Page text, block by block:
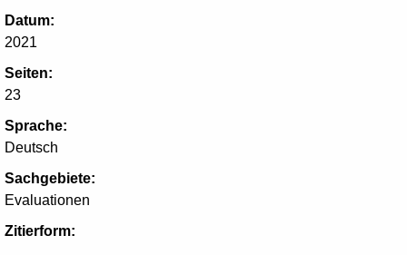
Datum:
2021
Seiten:
23
Sprache:
Deutsch
Sachgebiete:
Evaluationen
Zitierform: